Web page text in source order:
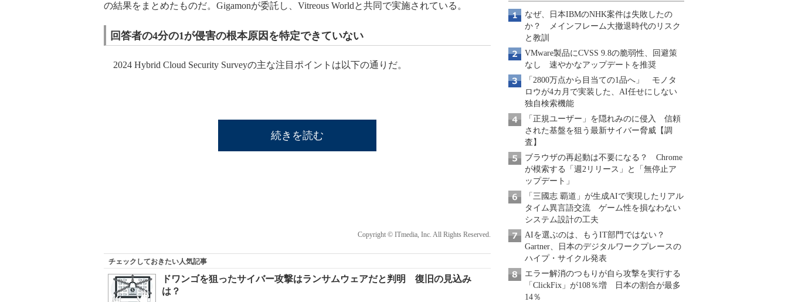
の結果をまとめたものだ。Gigamonが委託し、Vitreous Worldと共同で実施されている。
回答者の4分の1が侵害の根本原因を特定できていない
2024 Hybrid Cloud Security Surveyの主な注目ポイントは以下の通りだ。
続きを読む
Copyright © ITmedia, Inc. All Rights Reserved.
チェックしておきたい人気記事
ドワンゴを狙ったサイバー攻撃はランサムウェアだと判明 復旧の見込み
は？
なぜ、日本IBMのNHK案件は失敗したの
か？ メインフレーム大撤退時代のリスク
と教訓
VMware製品にCVSS 9.8の脆弱性、回避策
なし 速やかなアップデートを推奨
「2800万点から目当ての1品へ」 モノタ
ロウが4カ月で実装した、AI任せにしない
独自検索機能
「正規ユーザー」を隠れみのに侵入 信頼
された基盤を狙う最新サイバー脅威【調
査】
ブラウザの再起動は不要になる？ Chrome
が模索する「週2リリース」と「無停止ア
ップデート」
「三國志 覇道」が生成AIで実現したリアル
タイム異言語交流 ゲーム性を損なわない
システム設計の工夫
AIを選ぶのは、もうIT部門ではない？
Gartner、日本のデジタルワークプレースの
ハイプ・サイクル発表
エラー解消のつもりが自ら攻撃を実行する
「ClickFix」が108％増 日本の割合が最多
14％